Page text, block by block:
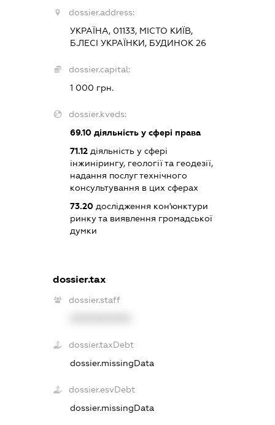
dossier.address:
УКРАЇНА, 01133, МІСТО КИЇВ,
Б.ЛЕСІ УКРАЇНКИ, БУДИНОК 26
dossier.capital:
1 000 грн.
dossier.kveds:
69.10діяльність у сфері права
71.12діяльність у сфері
інжинірингу, геології та геодезії,
надання послуг технічного
консультування в цих сферах
73.20дослідження кон'юнктури
ринку та виявлення громадської
думки
dossier.tax
dossier.staff
dossier.taxDebt
dossier.missingData
dossier.esvDebt
dossier.missingData